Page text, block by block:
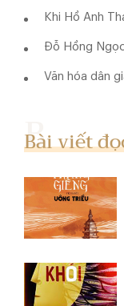
Khi Hồ Anh
Đỗ Hồng
Văn hóa dân
Bài viết